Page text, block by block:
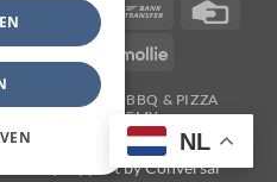
MasterCardBancontactBank
KBC Maestro Mollie
KOOKGEREI
BBQ & PIZZA
ACADEMY
MY ACCOUNT
| Support byConversal
NL